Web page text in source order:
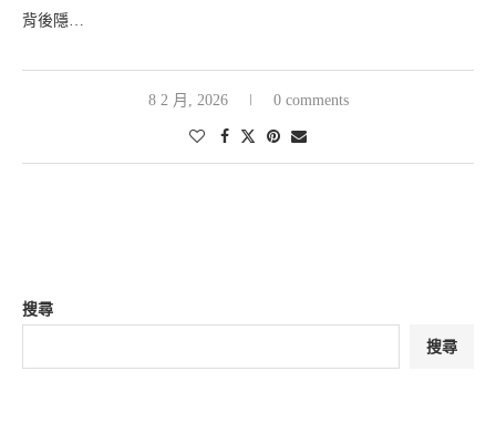
背後隱…
8 2 月, 2026 0 comments
搜尋
搜尋